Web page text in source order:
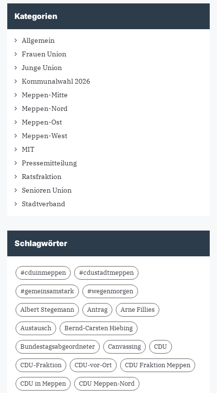
Kategorien
Allgemein
Frauen Union
Junge Union
Kommunalwahl 2026
Meppen-Mitte
Meppen-Nord
Meppen-Ost
Meppen-West
MIT
Pressemitteilung
Ratsfraktion
Senioren Union
Stadtverband
Schlagwörter
#cduinmeppen #cdustadtmeppen
#gemeinsamstark #wegenmorgen
Albert Stegemann Antrag Arne Fillies
Austausch Bernd-Carsten Hiebing
Bundestagsabgeordneter Canvassing CDU
CDU-Fraktion CDU-vor-Ort CDU Fraktion Meppen
CDU in Meppen CDU Meppen-Nord